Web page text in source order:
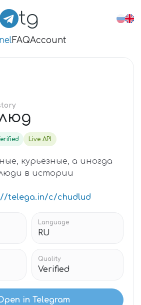
tg
FAQAccount
Live API
курьёзные, а иногда
в истории
telega.in/c/chudlud
Language
RU
Quality
Verified
in Telegram